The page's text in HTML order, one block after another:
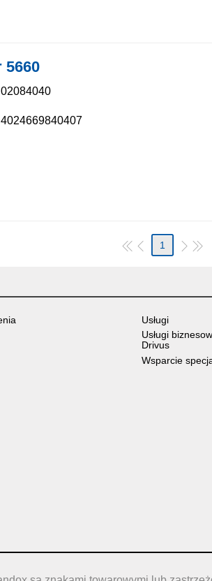
02084040
4024669840407
1
Usługi
Usługi
Drivus
Wsparcie